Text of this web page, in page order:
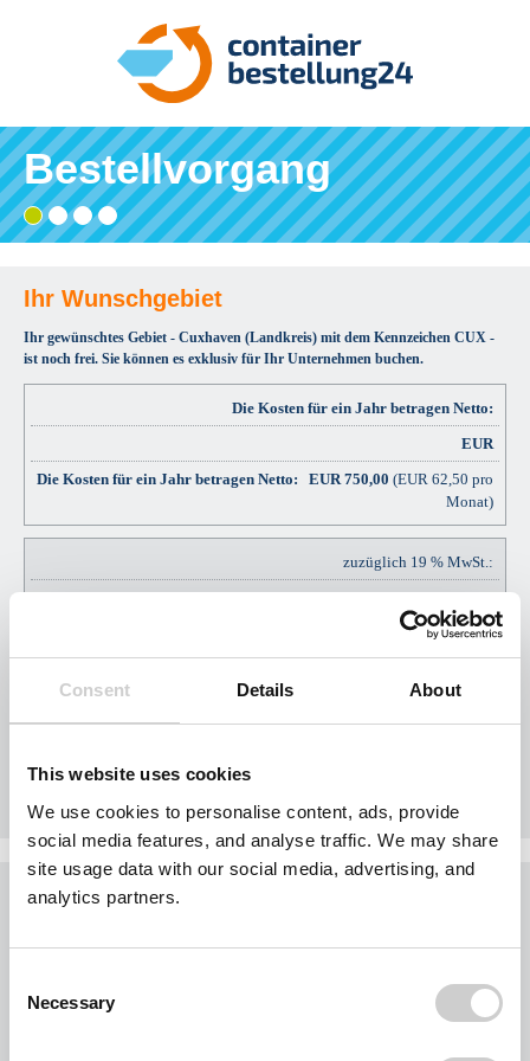
Consent Details About
This website uses cookies
We use cookies to personalise content, ads, provide
social media features, and analyse traffic. We may share
site usage data with our social media, advertising, and
analytics partners.
Selection
Necessary
Bestellvorgang
Gebiet
wählen
Adresse
eingeben
Angaben
prüfen
bestellen
Ihre
Bestätigung
Ihr Wunschgebiet
Ihr gewünschtes Gebiet - Cuxhaven (Landkreis) mit dem Kennzeichen CUX -
ist noch frei. Sie können es exklusiv für Ihr Unternehmen buchen.
Die Kosten für ein Jahr betragen Netto:
EUR
EUR750,00 (EUR 62,50 pro
Monat)
zuzüglich 19 % MwSt.:
EUR
EUR142,50
Gesamtpreis Brutto:
EUR
Was möchten Sie jetzt tun?
Jedes Gebiet wird nur einmal vergeben.